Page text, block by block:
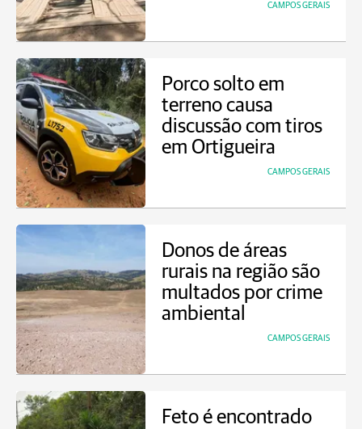
CAMPOS GERAIS
Porco solto em
terreno causa
discussão com tiros
em Ortigueira
CAMPOS GERAIS
Donos de áreas
rurais na região são
multados por crime
ambiental
CAMPOS GERAIS
Feto é encontrado